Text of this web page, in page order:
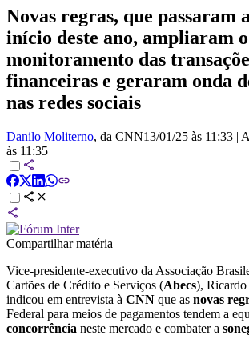
Novas regras, que passaram
início deste ano, ampliaram o
monitoramento das
financeiras e geraram onda
nas redes sociais
Danilo Moliterno, da CNN13/01/25 às 11:33 |
às 11:35
Compartilhar matéria
Vice-presidente-executivo da Associação
Cartões de Crédito e Serviços (Abecs),
indicou em entrevista à CNN que as novas
Federal para meios de pagamentos tendem a
concorrência neste mercado e combater a